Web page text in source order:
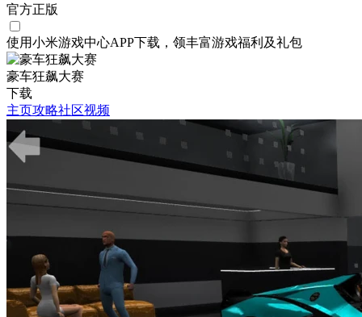
官方正版
使用小米游戏中心APP下载 ，领丰富游戏福利 及礼包
豪车狂飙大赛
下载
主页攻略社区视频